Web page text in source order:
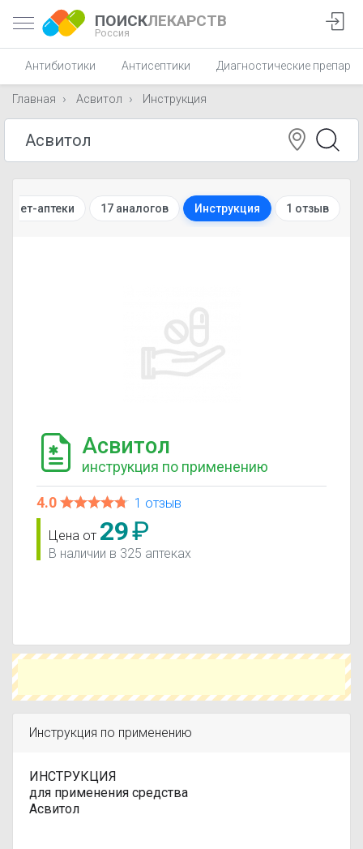
ПОИСКЛЕКАРСТВ
Россия
Антибиотики Антисептики Диагностические
Главная Асвитол Инструкция
аптеки 17 аналогов Инструкция 1 отзыв
Асвитол
инструкция по применению
4.0 1 отзыв
Цена от 29₽
В наличии в 325 аптеках
Инструкция по применению
ИНСТРУКЦИЯ
для применения средства
Асвитол